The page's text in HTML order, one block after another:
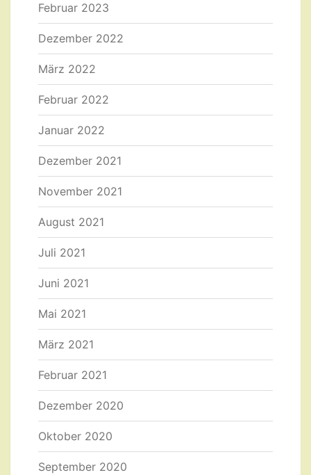
Februar 2023
Dezember 2022
März 2022
Februar 2022
Januar 2022
Dezember 2021
November 2021
August 2021
Juli 2021
Juni 2021
Mai 2021
März 2021
Februar 2021
Dezember 2020
Oktober 2020
September 2020